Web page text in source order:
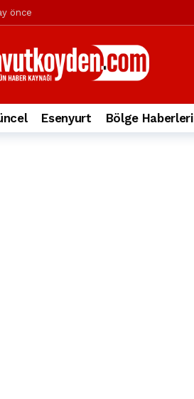
önce
yönelik suçlamalar 10 ay önce
2 yıl önce
2 yıl önce
gerçekleşti
Esenyurt Bölge Haberleri